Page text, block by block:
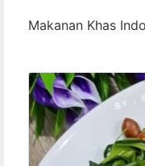
dan
Hari
Penuh
Makanan Khas